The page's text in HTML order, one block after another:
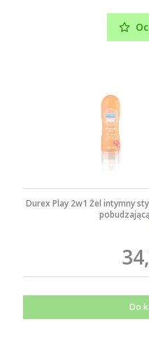
Durex Play 2w1 Żel intymny
Do